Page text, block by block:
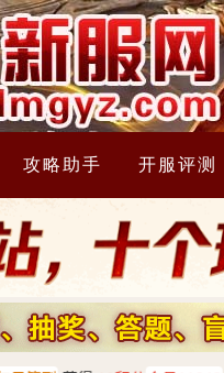
攻略助手 开服评测